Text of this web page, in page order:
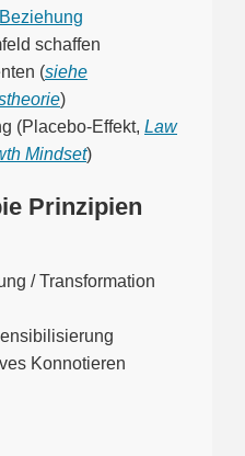
schaffen
(siehe
)
(Placebo-Effekt, Law
Mindset)
Prinzipien
/ Transformation
Konnotieren